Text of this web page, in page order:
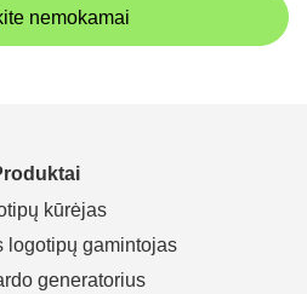
nemokamai
kūrėjas
logotipų gamintojas
generatorius